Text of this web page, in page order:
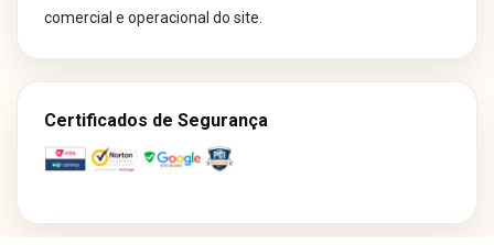
comercial e operacional do site.
Certificados de Segurança